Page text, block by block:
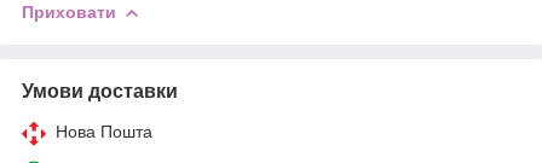
Приховати
Умови доставки
Нова Пошта